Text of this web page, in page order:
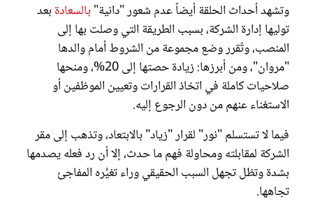
وتشهد أحداث الحلقة أيضاً عدم شعور "دانية" بالسعادة بعد
توليها إدارة الشركة، بسبب الطريقة التي وصلت بها إلى
المنصب، وتُقرر وضع مجموعة من الشروط أمام والدها
"مروان"، ومن أبرزها: زيادة حصتها إلى 20%، ومنحها
صلاحيات كاملة في اتخاذ القرارات وتعيين الموظفين أو
الاستغناء عنهم من دون الرجوع إليه.
فيما لا تستسلم "نور" لقرار "زياد" بالابتعاد، وتذهب إلى مقر
الشركة لمقابلته ومحاولة فهم ما حدث، إلا أن رد فعله يصدمها
بشدة وتظل تجهل السبب الحقيقي وراء تغيُّره المفاجئ
تجاهها.